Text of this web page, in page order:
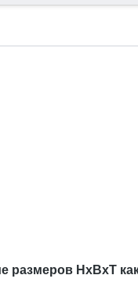
размеров HxBxT